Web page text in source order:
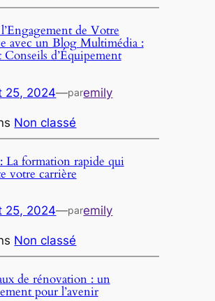
de Votre
avec un Blog Multimédia :
Conseils d’Équipement
25, 2024—paremily
Non classé
La formation rapide qui
votre carrière
25, 2024—paremily
Non classé
de rénovation : un
pour l’avenir